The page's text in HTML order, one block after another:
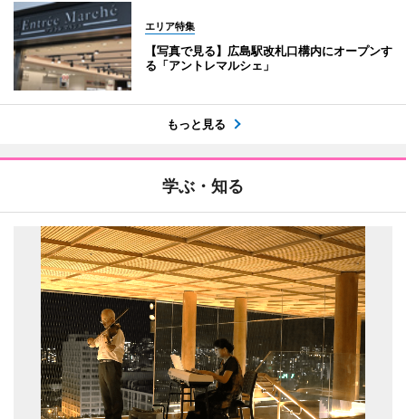
エリア特集
【写真で見る】広島駅改札口構内にオープンす
る「アントレマルシェ」
もっと見る
学ぶ・知る